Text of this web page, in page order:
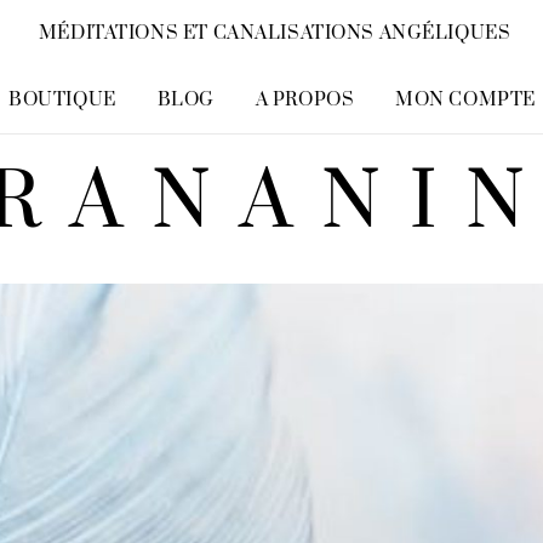
MÉDITATIONS ET CANALISATIONS ANGÉLIQUES
BOUTIQUE BLOG A PROPOS MON COMPTE